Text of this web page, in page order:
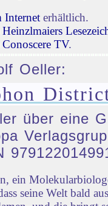
Internet erhältlich.
Heinzlmaiers
Conoscere TV.
Oeller:
über eine
ein
seine Welt bald